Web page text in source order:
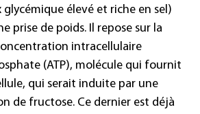
élevé et riche en sel)
prise de poids. Il repose sur la
intracellulaire
(ATP), molécule qui fournit
qui serait induite par une
de fructose. Ce dernier est déjà